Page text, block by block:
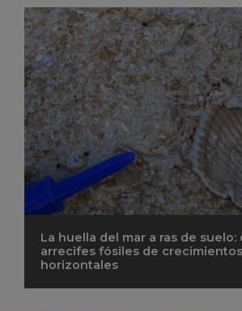
La huella del mar a ras de
arrecifes fósiles de crecimientos
horizontales